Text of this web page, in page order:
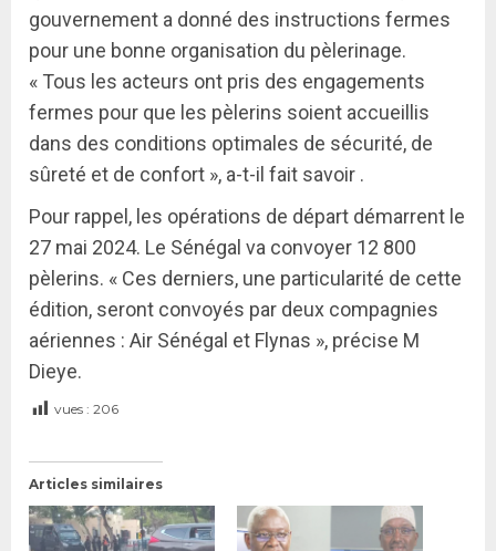
gouvernement a donné des instructions fermes
pour une bonne organisation du pèlerinage.
« Tous les acteurs ont pris des engagements
fermes pour que les pèlerins soient accueillis
dans des conditions optimales de sécurité, de
sûreté et de confort », a-t-il fait savoir .
Pour rappel, les opérations de départ démarrent le
27 mai 2024. Le Sénégal va convoyer 12 800
pèlerins. « Ces derniers, une particularité de cette
édition, seront convoyés par deux compagnies
aériennes : Air Sénégal et Flynas », précise M
Dieye.
vues : 206
Articles similaires